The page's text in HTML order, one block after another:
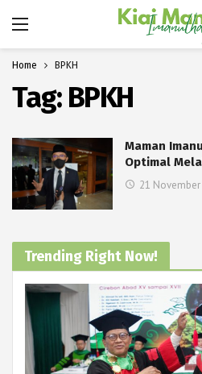
Home BPKH
Tag: BPKH
Maman
Optimal
21
Trending Right Now!